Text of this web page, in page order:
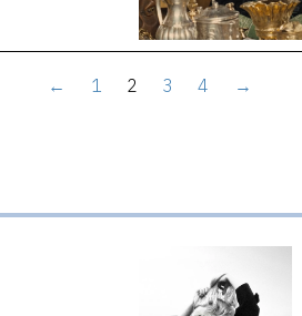
← 1 2 3 4 →